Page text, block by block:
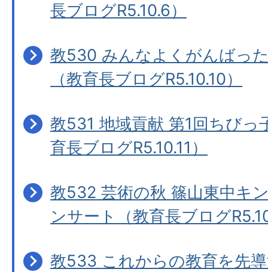
長ブログR5.10.6）
教530 みんなよくがんばっ
（教育長ブログR5.10.10）
教531 地域貢献 第1回ちびっ
育長ブログR5.10.11）
教532 芸術の秋 篠山東中キ
ンサート（教育長ブログ
教533 これからの教育を先